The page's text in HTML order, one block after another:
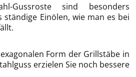
Gussroste sind besonders
ständige Einölen, wie man es bei
Form der Grillstäbe in
erzielen Sie noch bessere